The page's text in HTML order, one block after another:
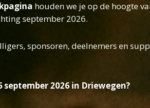
houden we je op de hoogte
september 2026.
sponsoren, deelnemers en
september 2026 in Driewegen?